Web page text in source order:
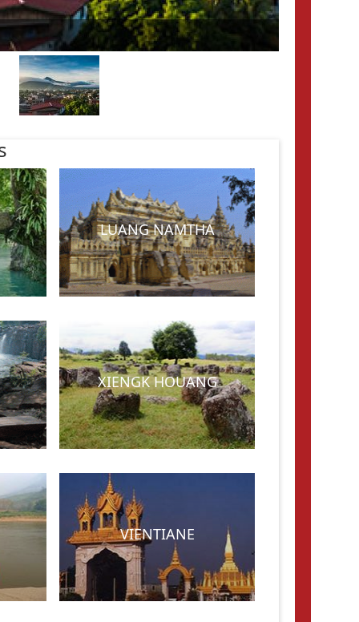
LUANG NAMTHA
XIENGK HOUANG
VIENTIANE